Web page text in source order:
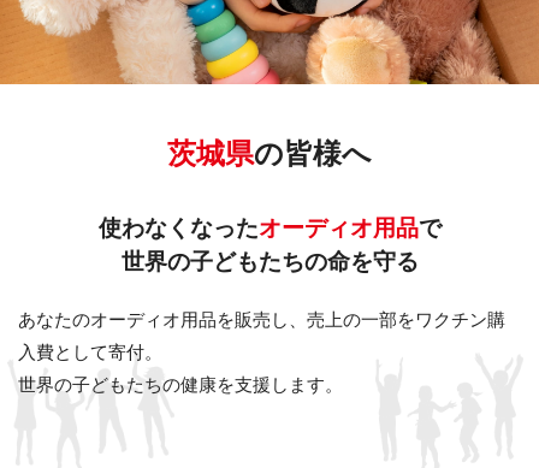
茨城県の皆様へ
使わなくなったオーディオ用品で
世界の子どもたちの命を守る
あなたのオーディオ用品を販売し、売上の一部をワクチン購
入費として寄付。
世界の子どもたちの健康を支援します。